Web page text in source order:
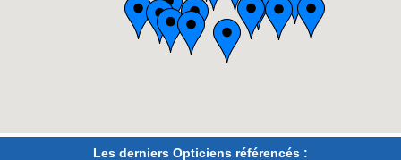
Les derniers Opticiens référencés :